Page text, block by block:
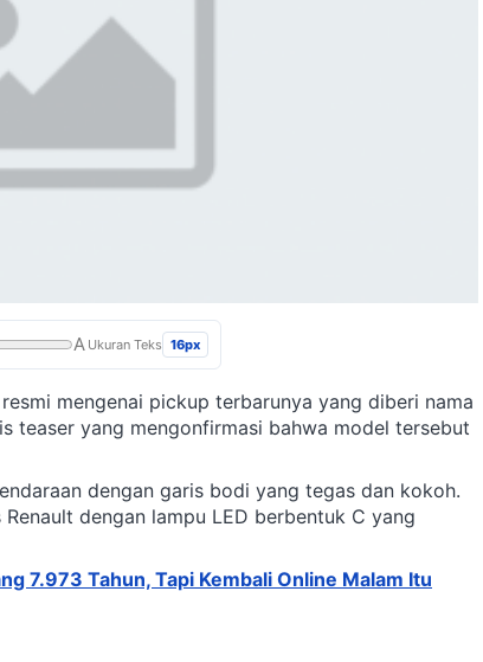
A Ukuran Teks 16px
mengenai pickup terbarunya yang diberi nama
teaser yang mengonfirmasi bahwa model tersebut
dengan garis bodi yang tegas dan kokoh.
dengan lampu LED berbentuk C yang
7.973 Tahun, Tapi Kembali Online Malam Itu